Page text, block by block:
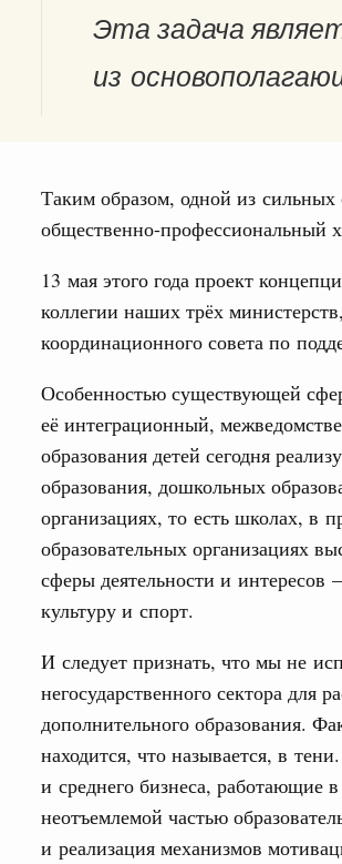
Эта задача
из
Таким образом, одной из
общественно-профессиональный
13 мая этого года проект
коллегии наших трёх
координационного совета по
Особенностью существующей
её интеграционный,
образования детей сегодня
образования, дошкольных
организациях, то есть школах, в
образовательных организациях
сферы деятельности и интересов
культуру и спорт.
И следует признать, что мы не
негосударственного сектора для
дополнительного образования.
находится, что называется, в
и среднего бизнеса, работающие
неотъемлемой частью
и реализация механизмов